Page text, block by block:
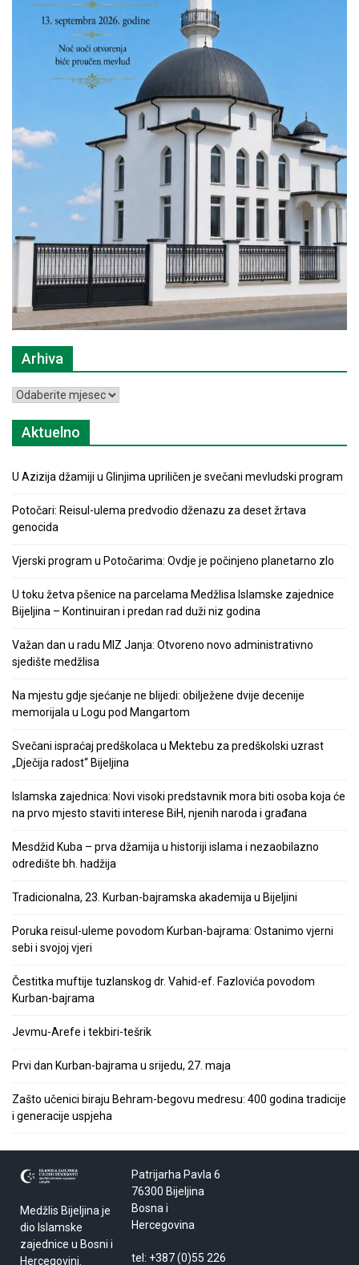
Arhiva
Arhiva
Aktuelno
U Azizija džamiji u Glinjima upriličen je svečani mevludski program
Potočari: Reisul-ulema predvodio dženazu za deset žrtava
genocida
Vjerski program u Potočarima: Ovdje je počinjeno planetarno zlo
U toku žetva pšenice na parcelama Medžlisa Islamske zajednice
Bijeljina – Kontinuiran i predan rad duži niz godina
Važan dan u radu MIZ Janja: Otvoreno novo administrativno
sjedište medžlisa
Na mjestu gdje sjećanje ne blijedi: obilježene dvije decenije
memorijala u Logu pod Mangartom
Svečani ispraćaj predškolaca u Mektebu za predškolski uzrast
„Dječija radost“ Bijeljina
Islamska zajednica: Novi visoki predstavnik mora biti osoba koja će
na prvo mjesto staviti interese BiH, njenih naroda i građana
Mesdžid Kuba – prva džamija u historiji islama i nezaobilazno
odredište bh. hadžija
Tradicionalna, 23. Kurban-bajramska akademija u Bijeljini
Poruka reisul-uleme povodom Kurban-bajrama: Ostanimo vjerni
sebi i svojoj vjeri
Čestitka muftije tuzlanskog dr. Vahid-ef. Fazlovića povodom
Kurban-bajrama
Jevmu-Arefe i tekbiri-tešrik
Prvi dan Kurban-bajrama u srijedu, 27. maja
Zašto učenici biraju Behram-begovu medresu: 400 godina tradicije
i generacije uspjeha
Medžlis Bijeljina je
dio Islamske
zajednice u Bosni i
Hercegovini.
Patrijarha Pavla 6
76300 Bijeljina
Bosna i
Hercegovina
tel: +387 (0)55 226